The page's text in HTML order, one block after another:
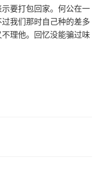
要打包回家。何公在一
我们那时自己种的差多
理他。回忆没能骗过味